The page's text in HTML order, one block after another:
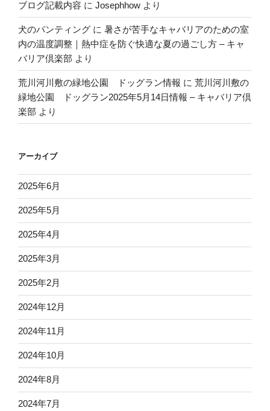
ブログ記載内容 に Josephhow より
犬のパンティング に 暑さが苦手なキャバリアのための室
内の温度調整｜熱中症を防ぐ快適な夏の過ごし方 – キャ
バリア倶楽部 より
荒川河川敷の緑地公園 ドッグラン情報 に 荒川河川敷の
緑地公園 ドッグラン2025年5月14日情報 – キャバリア倶
楽部 より
アーカイブ
2025年6月
2025年5月
2025年4月
2025年3月
2025年2月
2024年12月
2024年11月
2024年10月
2024年8月
2024年7月